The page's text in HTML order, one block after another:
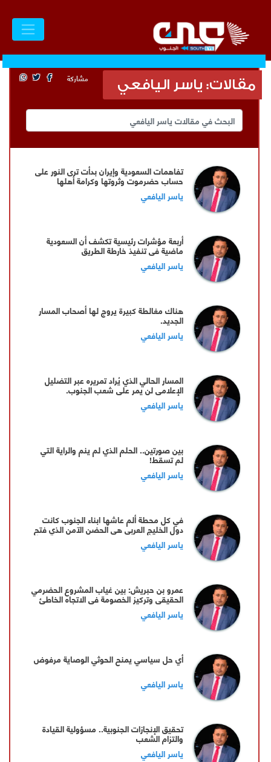
مقالات: ياسر اليافعي مشاركة
تفاهمات السعودية وإيران بدأت ترى النور على
حساب حضرموت وثروتها وكرامة أهلها
ياسر اليافعي
أربعة مؤشرات رئيسية تكشف أن السعودية
ماضية في تنفيذ خارطة الطريق
ياسر اليافعي
هناك مغالطة كبيرة يروج لها أصحاب المسار
الجديد.
ياسر اليافعي
المسار الحالي الذي يُراد تمريره عبر التضليل
الإعلامي لن يمر على شعب الجنوب.
ياسر اليافعي
بين صورتين.. الحلم الذي لم ينم والراية التي
لم تسقط!
ياسر اليافعي
في كل محطة ألم عاشها ابناء الجنوب كانت
دول الخليج العربي هي الحضن الآمن الذي فتح
ذراعيه دون منّة
ياسر اليافعي
‏عمرو بن حبريش: بين غياب المشروع الحضرمي
الحقيقي وتركيز الخصومة في الاتجاه الخاطئ
ياسر اليافعي
أي حل سياسي يمنح الحوثي الوصاية مرفوض
ياسر اليافعي
تحقيق الإنجازات الجنوبية.. مسؤولية القيادة
والتزام الشعب
ياسر اليافعي